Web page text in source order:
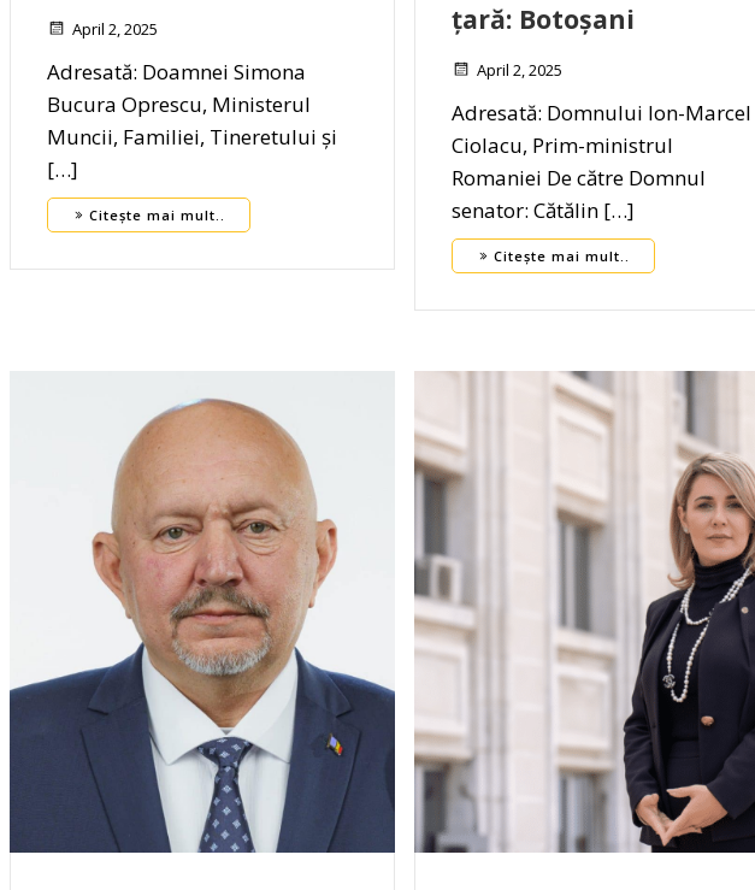
April 2, 2025
Adresată: Doamnei Simona
Bucura Oprescu, Ministerul
Muncii, Familiei, Tineretului și
[…]
Citește mai mult..
țară: Botoșani
April 2, 2025
Adresată: Domnului Ion-Marcel
Ciolacu, Prim-ministrul
Romaniei De către Domnul
senator: Cătălin […]
Citește mai mult..